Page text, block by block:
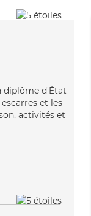
diplôme d'État
et les
activités et